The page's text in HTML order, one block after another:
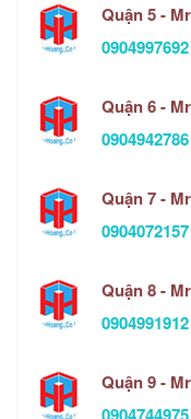
Quận 5 -
0904997692
Quận 6 -
0904942786
Quận 7 -
0904072157
Quận 8 -
0904991912
Quận 9 -